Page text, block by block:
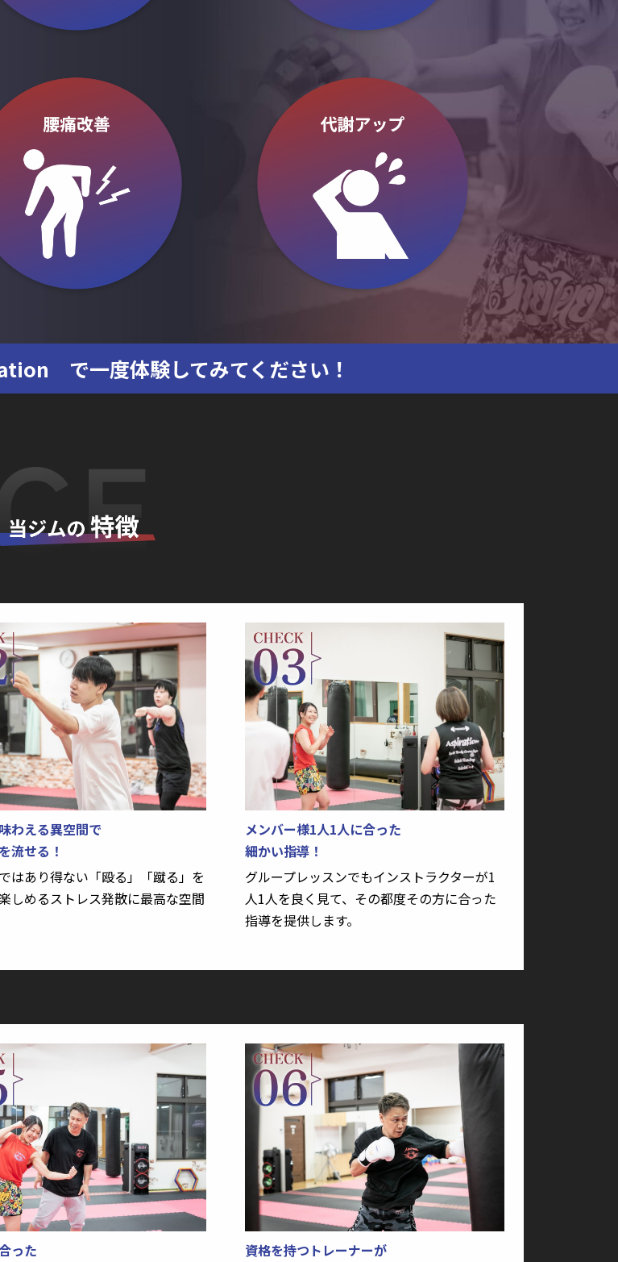
で一度体験してみてください！
わえる異空間で
流せる！
はあり得ない「殴る」「蹴る」を
しめるストレス発散に最高な空間
メンバー様1人1人に合った
細かい指導！
グループレッスンでもインストラクターが1
人1人を良く見て、その都度その方に合った
指導を提供します。
った 資格を持つトレーナーが